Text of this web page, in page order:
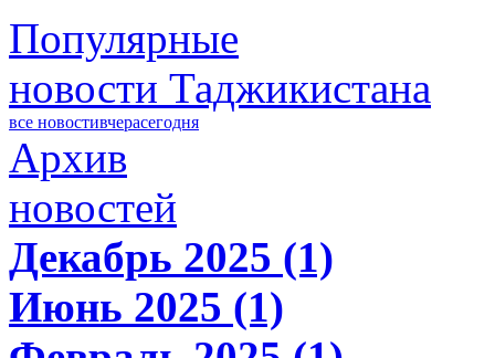
Популярные
новости Таджикистана
все новостивчерасегодня
Архив
новостей
Декабрь 2025 (1)
Июнь 2025 (1)